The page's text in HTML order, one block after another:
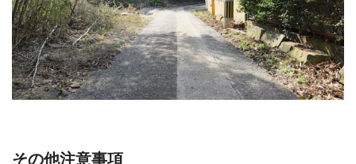
その他注意事項